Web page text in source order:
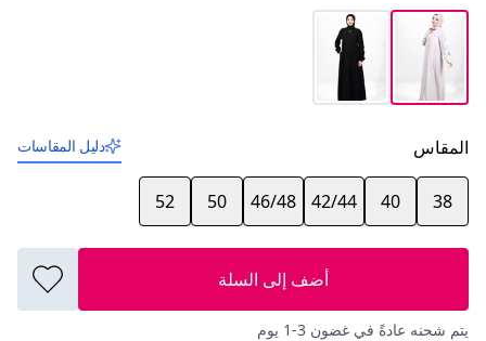
المقاس دليل المقاسات
38
40
42/44
46/48
50
52
أضف إلى السلة
يتم شحنه عادةً في غضون 3-1 يوم